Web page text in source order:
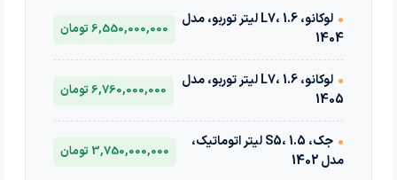
•
لوکانو، L7، 1.6 لیتر توربو، مدل
1404
6,550,000,000 تومان
•
لوکانو، L7، 1.6 لیتر توربو، مدل
1405
6,760,000,000 تومان
•
جک، S5، 1.5 لیتر اتوماتیک،
مدل 1402
3,750,000,000 تومان